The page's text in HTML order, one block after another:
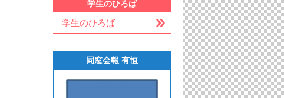
学生のひろば
学生のひろば
同窓会報 有恒